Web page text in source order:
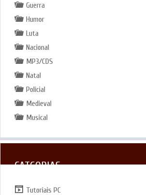
Guerra
Humor
Luta
Nacional
MP3/CDS
Natal
Policial
Medieval
Musical
CATGORIAS
Tutoriais PC